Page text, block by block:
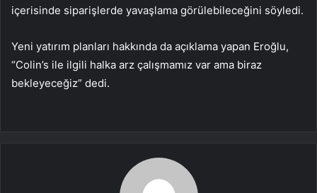
içerisinde siparişlerde yavaşlama görülebileceğini söyledi.
Yeni yatırım planları hakkında da açıklama yapan Eroğlu,
“Colin’s ile ilgili halka arz çalışmamız var ama biraz
bekleyeceğiz” dedi.